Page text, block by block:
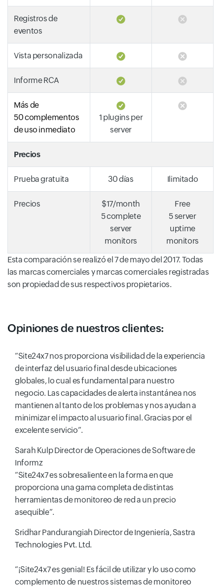
Registros de
eventos
Vista personalizada
Informe RCA
Más de
50 complementos
de uso inmediato
1 plugins per
server
Precios
Prueba gratuita 30 días Ilimitado
Precios
$17/month
5 complete
server
monitors
Free
5 server
uptime
monitors
Esta comparación se realizó el 7 de mayo del 2017. Todas
las marcas comerciales y marcas comerciales registradas
son propiedad de sus respectivos propietarios.
Opiniones de nuestros clientes:
“Site24x7 nos proporciona visibilidad de la experiencia
de interfaz del usuario final desde ubicaciones
globales, lo cual es fundamental para nuestro
negocio. Las capacidades de alerta instantánea nos
mantienen al tanto de los problemas y nos ayudan a
minimizar el impacto al usuario final. Gracias por el
excelente servicio”.
Sarah KulpDirector de Operaciones de Software de
Informz
“Site24x7 es sobresaliente en la forma en que
proporciona una gama completa de distintas
herramientas de monitoreo de red a un precio
asequible”.
Sridhar Pandurangiah Director de Ingeniería, Sastra
Technologies Pvt. Ltd.
“¡Site24x7 es genial! Es fácil de utilizar y lo uso como
complemento de nuestros sistemas de monitoreo